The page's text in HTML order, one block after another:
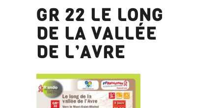
GR 22 LE LONG
DE LA VALLÉE
DE L’AVRE